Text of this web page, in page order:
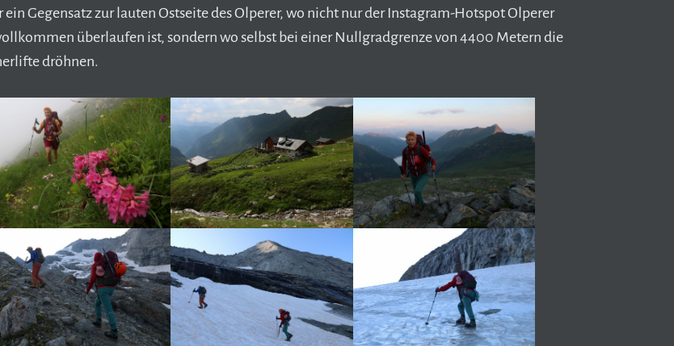
ein Gegensatz zur lauten Ostseite des Olperer, wo nicht nur der Instagram-Hotspot Olperer
überlaufen ist, sondern wo selbst bei einer Nullgradgrenze von 4400 Metern die
dröhnen.